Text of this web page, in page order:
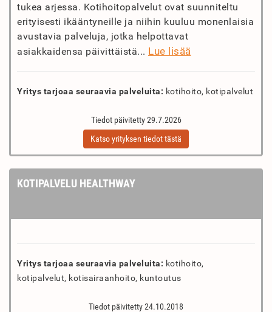
tukea arjessa. Kotihoitopalvelut ovat suunniteltu
erityisesti ikääntyneille ja niihin kuuluu monenlaisia
avustavia palveluja, jotka helpottavat
asiakkaidensa päivittäistä... Lue lisää
Yritys tarjoaa seuraavia palveluita: kotihoito, kotipalvelut
Tiedot päivitetty 29.7.2026
Katso yrityksen tiedot tästä
KOTIPALVELU HEALTHWAY
Yritys tarjoaa seuraavia palveluita: kotihoito,
kotipalvelut, kotisairaanhoito, kuntoutus
Tiedot päivitetty 24.10.2018